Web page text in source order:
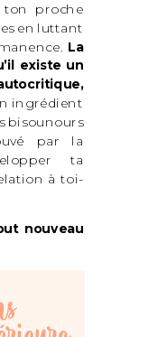
proche
en luttant
La
existe un
ingrédient
bisounours
par la
ta
à toi-
nouveau